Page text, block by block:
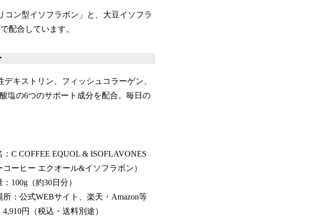
ン型イソフラボン」と、大豆イソフラ
配合しています。
キストリン、フィッシュコラーゲン、
塩の6つのサポート成分を配合。毎日の
：C COFFEE EQUOL & ISOFLAVONES
コーヒー エクオール&イソフラボン）
100g（約30日分）
所：公式WEBサイト、楽天・Amazon等
4,910円（税込・送料別途）